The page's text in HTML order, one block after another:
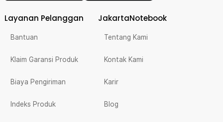
Layanan Pelanggan
Bantuan
Klaim Garansi Produk
Biaya Pengiriman
Indeks Produk
JakartaNotebook
Tentang Kami
Kontak Kami
Karir
Blog